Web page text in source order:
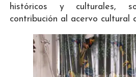
históricos y culturales,
contribución al acervo cultural